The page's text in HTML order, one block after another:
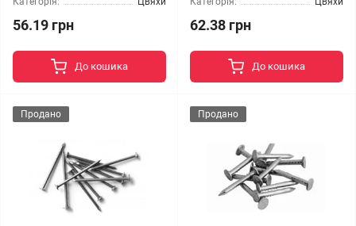
56.19 грн
До кошика
62.38 грн
До кошика
Продано Продано